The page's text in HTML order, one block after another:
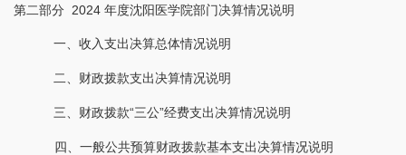
第二部分 2024 年度沈阳医学院部门决算情况说明
一、收入支出决算总体情况说明
二、财政拨款支出决算情况说明
三、财政拨款“三公”经费支出决算情况说明
四、一般公共预算财政拨款基本支出决算情况说明